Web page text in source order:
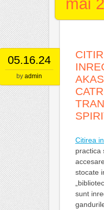
mai
05.16.24
by admin
Citirea
practica
stocate
sunt